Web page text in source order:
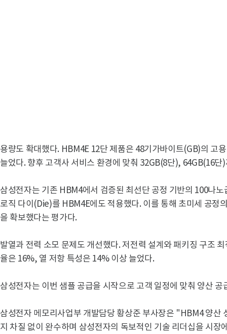
용량도 확대했다. HBM4E 12단 제품은 48기가바이트(GB)의 고
늘었다. 향후 고객사 서비스 환경에 맞춰 32GB(8단), 64GB(16단
삼성전자는 기존 HBM4에서 검증된 최선단 공정 기반의 100나
로직 다이(Die)를 HBM4E에도 적용했다. 이를 통해 초미세 공정
을 확보했다는 평가다.
발열과 전력 소모 문제도 개선했다. 저전력 설계와 패키징 구조
율은 16%, 열 저항 특성은 14% 이상 늘었다.
삼성전자는 이번 샘플 공급을 시작으로 고객 일정에 맞춰 양산 공
삼성전자 메모리사업부 개발담당 황상준 부사장은 "HBM4 양산
지 차질 없이 완수하며 삼성전자의 독보적인 기술 리더십을 시